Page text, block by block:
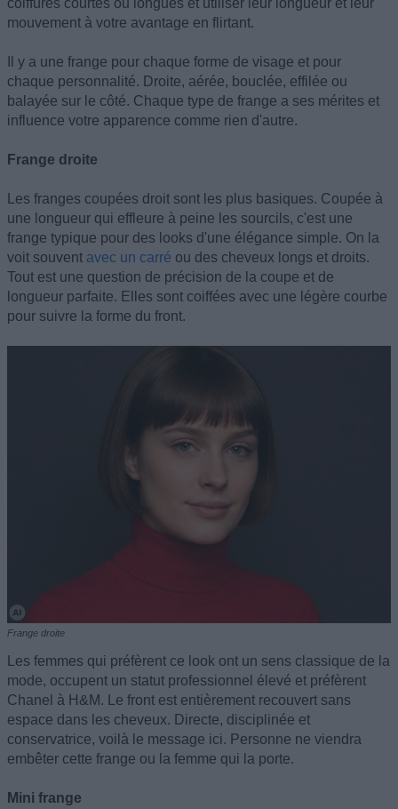
mouvement à votre avantage en flirtant.
Il y a une frange pour chaque forme de visage et pour
chaque personnalité. Droite, aérée, bouclée, effilée ou
balayée sur le côté. Chaque type de frange a ses mérites et
influence votre apparence comme rien d'autre.
Frange droite
Les franges coupées droit sont les plus basiques. Coupée à
une longueur qui effleure à peine les sourcils, c'est une
frange typique pour des looks d'une élégance simple. On la
voit souvent avec un carré ou des cheveux longs et droits.
Tout est une question de précision de la coupe et de
longueur parfaite. Elles sont coiffées avec une légère courbe
pour suivre la forme du front.
Frange droite
Les femmes qui préfèrent ce look ont un sens classique de la
mode, occupent un statut professionnel élevé et préfèrent
Chanel à H&M. Le front est entièrement recouvert sans
espace dans les cheveux. Directe, disciplinée et
conservatrice, voilà le message ici. Personne ne viendra
embêter cette frange ou la femme qui la porte.
Mini frange